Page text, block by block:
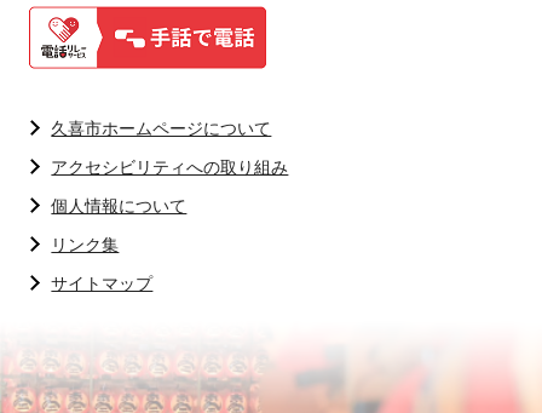
久喜市ホームページについて
アクセシビリティへの取り組み
個人情報について
リンク集
サイトマップ